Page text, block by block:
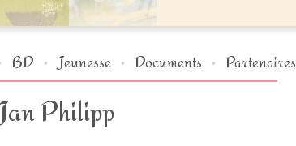
BD Jeunesse Documents Partenaires
Philipp